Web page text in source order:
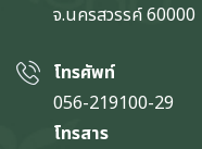
จ.นครสวรรค์60000
โทรศัพท์
056-219100-29
โทรสาร